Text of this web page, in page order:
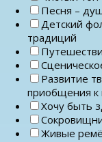
Песня –
Детский
традиций
Развитие
приобщения к
Хочу быть
Живые